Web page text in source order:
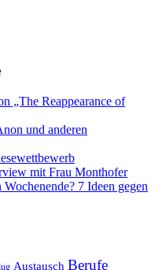
„The Reappearance of
und anderen
mit Frau Monthofer
7 Ideen gegen
Austausch Berufe